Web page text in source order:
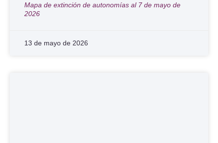
Mapa de extinción de autonomías al 7 de mayo de
2026
13 de mayo de 2026